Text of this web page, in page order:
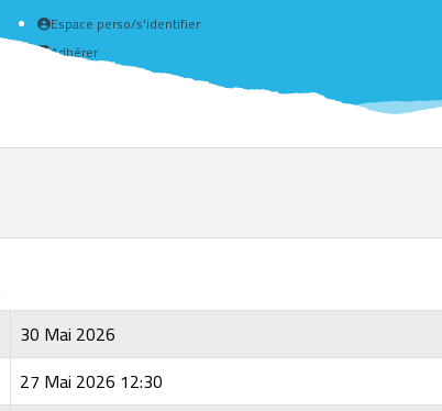
Espace perso/s'identifier
Adhérer
Créer un compte
30 Mai 2026
27 Mai 2026 12:30